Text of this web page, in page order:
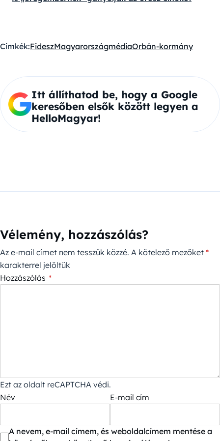
Címkék:FideszMagyarországmédiaOrbán-kormány
Itt állíthatod be, hogy a Google
keresőben elsők között legyen a
HelloMagyar!
Vélemény, hozzászólás?
Az e-mail címet nem tesszük közzé. A kötelező mezőket *
karakterrel jelöltük
Hozzászólás *
Ezt az oldalt reCAPTCHA védi.
Név
E-mail cím
A nevem, e-mail címem, és weboldalcímem mentése a